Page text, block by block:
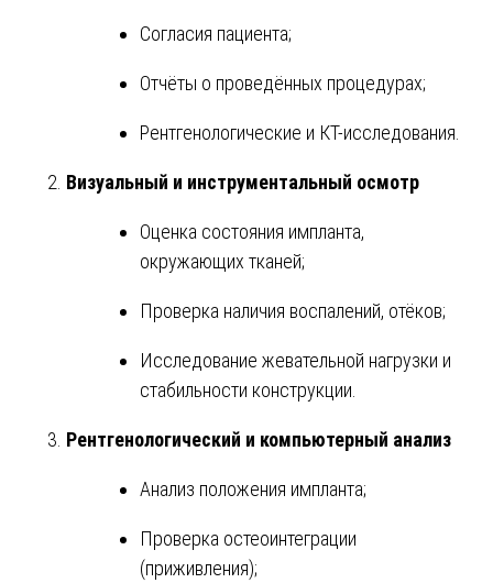
Согласия пациента;
Отчёты о проведённых процедурах;
Рентгенологические и КТ-исследования.
Визуальный и инструментальный осмотр
Оценка состояния импланта,
окружающих тканей;
Проверка наличия воспалений, отёков;
Исследование жевательной нагрузки и
стабильности конструкции.
Рентгенологический и компьютерный анализ
Анализ положения импланта;
Проверка остеоинтеграции
(приживления);